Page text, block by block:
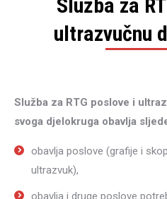
Služba za
ultrazvučnu
Služba za RTG poslove i
svoga djelokruga obavlja
obavlja poslove (grafije i
ultrazvuk),
obavlja i druge poslove